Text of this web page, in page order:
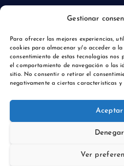
Gestionar
Para ofrecer las mejores experiencias,
cookies para almacenar y/o acceder a
consentimiento de estas tecnologías nos
el comportamiento de navegación o las
sitio. No consentir o retirar el
negativamente a ciertas características y
Aceptar
Denegar
Ver
Aviso legal
Política de privacidad
Copyright © 2026